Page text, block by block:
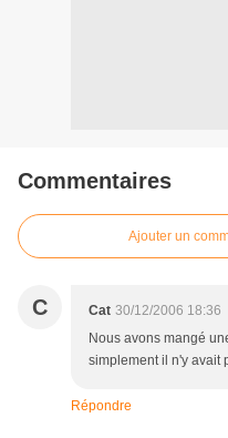
Commentaires
Ajouter un
C Cat 30/12/2006 18:36
Nous avons mangé
simplement il n'y avait
Répondre